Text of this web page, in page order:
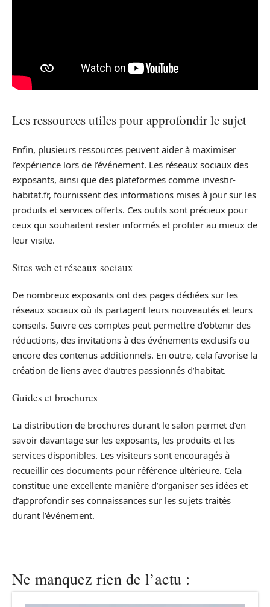
Les ressources utiles pour approfondir le sujet
Enfin, plusieurs ressources peuvent aider à maximiser
l’expérience lors de l’événement. Les réseaux sociaux des
exposants, ainsi que des plateformes comme investir-
habitat.fr, fournissent des informations mises à jour sur les
produits et services offerts. Ces outils sont précieux pour
ceux qui souhaitent rester informés et profiter au mieux de
leur visite.
Sites web et réseaux sociaux
De nombreux exposants ont des pages dédiées sur les
réseaux sociaux où ils partagent leurs nouveautés et leurs
conseils. Suivre ces comptes peut permettre d’obtenir des
réductions, des invitations à des événements exclusifs ou
encore des contenus additionnels. En outre, cela favorise la
création de liens avec d’autres passionnés d’habitat.
Guides et brochures
La distribution de brochures durant le salon permet d’en
savoir davantage sur les exposants, les produits et les
services disponibles. Les visiteurs sont encouragés à
recueillir ces documents pour référence ultérieure. Cela
constitue une excellente manière d’organiser ses idées et
d’approfondir ses connaissances sur les sujets traités
durant l’événement.
Ne manquez rien de l’actu :